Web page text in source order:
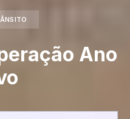
Ano